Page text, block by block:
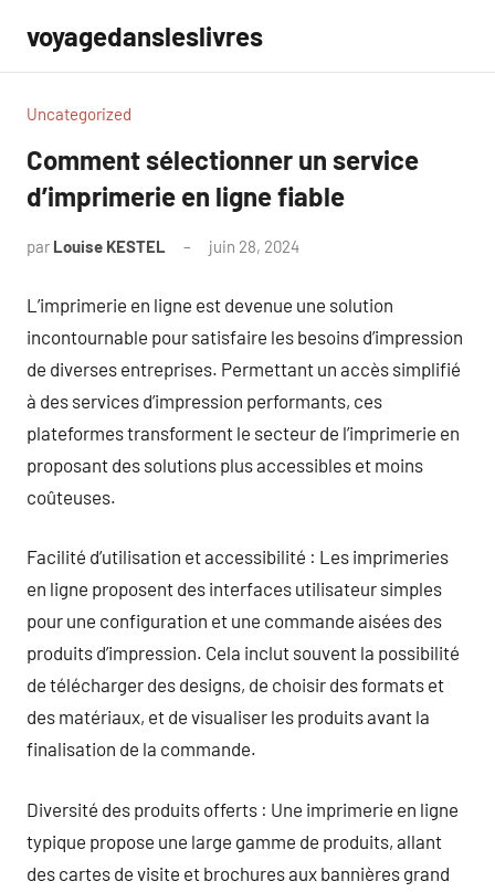
contenu
voyagedansleslivres
Uncategorized
Comment sélectionner un service
d’imprimerie en ligne fiable
par Louise KESTEL juin 28, 2024
L’imprimerie en ligne est devenue une solution
incontournable pour satisfaire les besoins d’impression
de diverses entreprises. Permettant un accès simplifié
à des services d’impression performants, ces
plateformes transforment le secteur de l’imprimerie en
proposant des solutions plus accessibles et moins
coûteuses.
Facilité d’utilisation et accessibilité : Les imprimeries
en ligne proposent des interfaces utilisateur simples
pour une configuration et une commande aisées des
produits d’impression. Cela inclut souvent la possibilité
de télécharger des designs, de choisir des formats et
des matériaux, et de visualiser les produits avant la
finalisation de la commande.
Diversité des produits offerts : Une imprimerie en ligne
typique propose une large gamme de produits, allant
des cartes de visite et brochures aux bannières grand